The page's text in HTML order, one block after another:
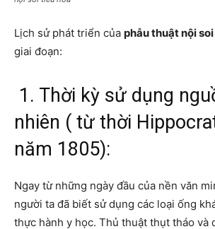
Lịch sử phát triển của phẫu thuật nội soi
giai đoạn:
1. Thời kỳ sử dụng
nhiên ( từ thời
năm 1805):
Ngay từ những ngày đầu của nền văn
người ta đã biết sử dụng các loại ống
thực hành y học. Thủ thuật thụt tháo và